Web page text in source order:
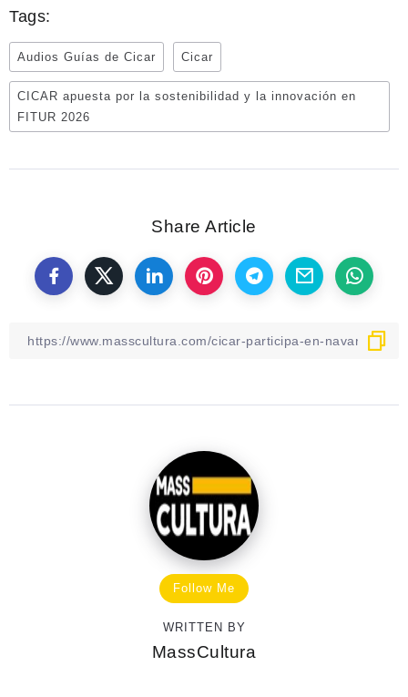
Tags:
Audios Guías de Cicar Cicar
CICAR apuesta por la sostenibilidad y la innovación en
FITUR 2026
Share Article
Follow Me
WRITTEN BY
MassCultura